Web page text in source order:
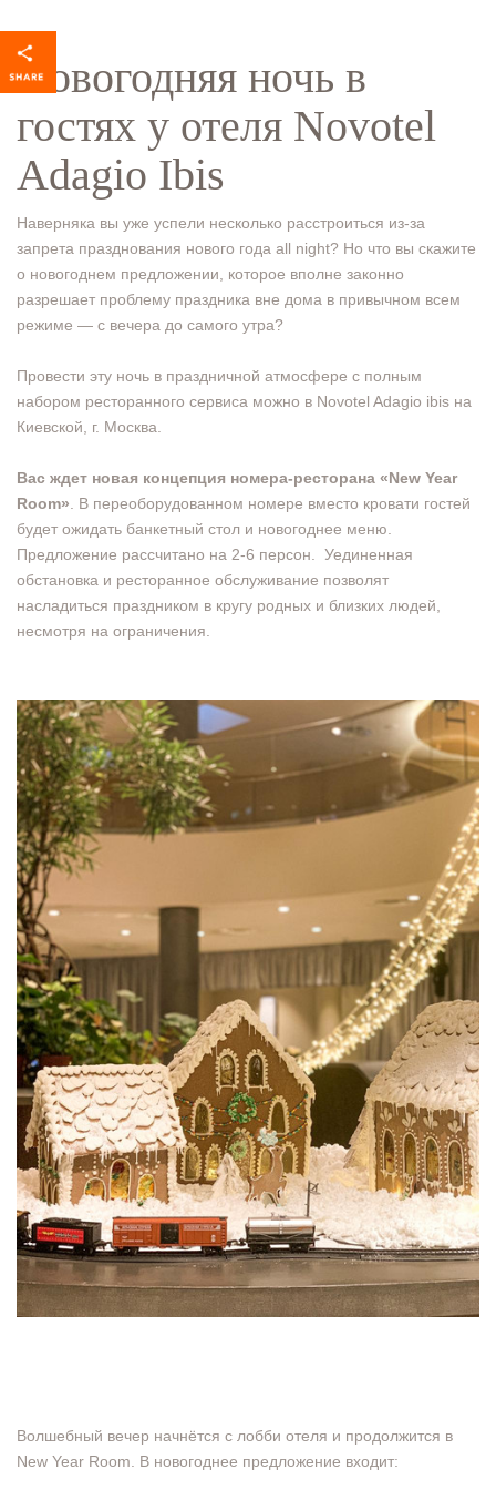
Новогодняя ночь в
гостях у отеля Novotel
Adagio Ibis
Наверняка вы уже успели несколько расстроиться из-за
запрета празднования нового года all night? Но что вы скажите
о новогоднем предложении, которое вполне законно
разрешает проблему праздника вне дома в привычном всем
режиме — с вечера до самого утра?
Провести эту ночь в праздничной атмосфере с полным
набором ресторанного сервиса можно в Novotel Adagio ibis на
Киевской, г. Москва.
Вас ждет новая концепция номера-ресторана «New Year
Room» . В переоборудованном номере вместо кровати гостей
будет ожидать банкетный стол и новогоднее меню.
Предложение рассчитано на 2-6 персон. Уединенная
обстановка и ресторанное обслуживание позволят
насладиться праздником в кругу родных и близких людей,
несмотря на ограничения.
Волшебный вечер начнётся с лобби отеля и продолжится в
New Year Room. В новогоднее предложение входит: